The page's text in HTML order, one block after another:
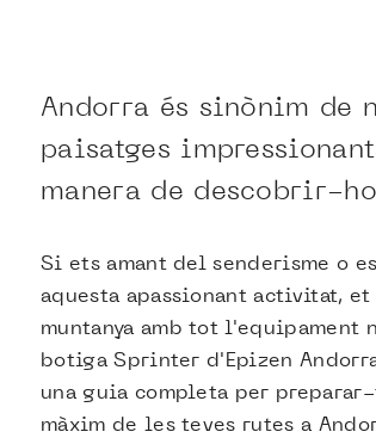
Andorra és sinònim de
paisatges
manera de descobrir-
Si ets amant del senderisme o
aquesta apassionant activitat,
muntanya amb tot l'equipament
botiga Sprinter d'Epizen
una guia completa per
màxim de les teves rutes a